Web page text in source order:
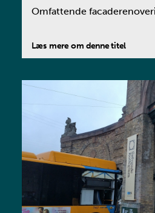
Omfattende
Læs mere om denne titel